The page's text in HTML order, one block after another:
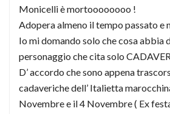
Monicelli è mortoooooooo !
Adopera almeno il tempo passato e
Io mi domando solo che cosa abbia
personaggio che cita solo
D’ accordo che sono appena
cadaveriche dell’ Italietta
Novembre e il 4 Novembre ( Ex